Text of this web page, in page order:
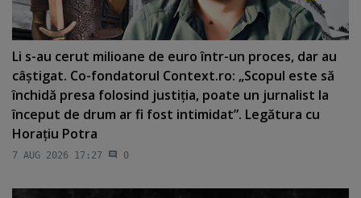
Li s-au cerut milioane de euro într-un proces, dar au
câştigat. Co-fondatorul Context.ro: „Scopul este să
închidă presa folosind justiţia, poate un jurnalist la
început de drum ar fi fost intimidat”. Legătura cu
Horaţiu Potra
7 AUG 2026 17:27 0